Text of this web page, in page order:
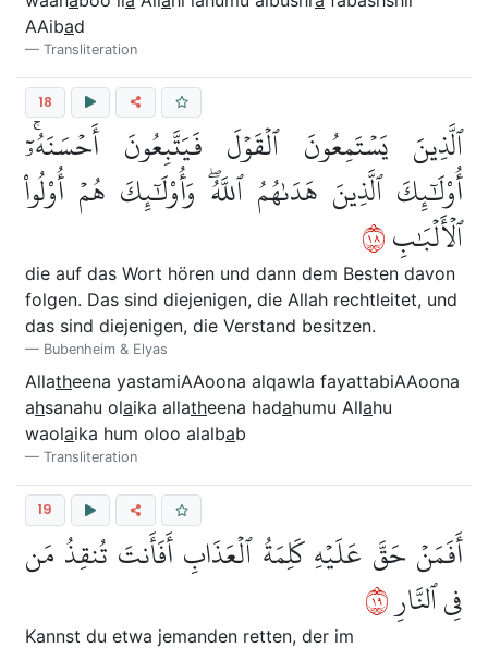
AAibad
Transliteration
18
ٱلَّذِينَ يَسۡتَمِعُونَ ٱلۡقَوۡلَ فَيَتَّبِعُونَ أَحۡسَنَهُۥٓۚ
أُوْلَٰٓئِكَ ٱلَّذِينَ هَدَىٰهُمُ ٱللَّهُۖ وَأُوْلَٰٓئِكَ هُمۡ أُوْلُواْ
ٱلۡأَلۡبَٰبِ٨١
die auf das Wort hören und dann dem Besten davon
folgen. Das sind diejenigen, die Allah rechtleitet, und
das sind diejenigen, die Verstand besitzen.
Bubenheim & Elyas
Allatheena yastamiAAoona alqawla fayattabiAAoona
ahsanahu olaika allatheena hadahumu Allahu
waolaika hum oloo alalbab
Transliteration
19
أَفَمَنۡ حَقَّ عَلَيۡهِ كَلِمَةُ ٱلۡعَذَابِ أَفَأَنتَ تُنقِذُ مَن
فِي ٱلنَّارِ٩١
Kannst du etwa jemanden retten, der im